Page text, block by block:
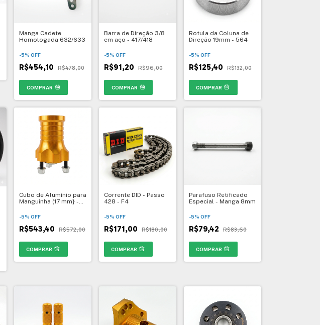
Manga Cadete
Homologada 632/633
-5% OFF
R$454,10 R$478,00
COMPRAR
Barra de Direção 3/8
em aço - 417/418
-5% OFF
R$91,20 R$96,00
COMPRAR
Rotula da Coluna de
Direção 19mm - 564
-5% OFF
R$125,40 R$132,00
Cubo de Alumínio para
Manguinha (17 mm} -
-5% OFF
R$543,40 R$572,00
Corrente DID - Passo
428 - F4
-5% OFF
R$171,00 R$180,00
Parafuso Retificado
Especial - Manga 8mm
-5% OFF
R$79,42 R$83,60